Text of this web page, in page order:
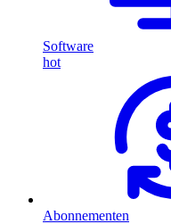
Software
hot
Abonnementen